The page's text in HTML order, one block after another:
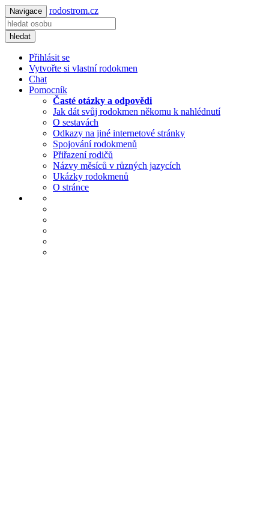
Navigace rodostrom.cz
hledat
Přihlásit se
Vytvořte si vlastní rodokmen
Chat
Pomocník
Časté otázky a odpovědi
Jak dát svůj rodokmen někomu k nahlédnutí
O sestavách
Odkazy na jiné internetové stránky
Spojování rodokmenů
Přiřazení rodičů
Názvy měsíců v různých jazycích
Ukázky rodokmenů
O stránce